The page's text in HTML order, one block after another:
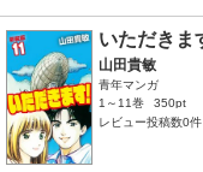
いただきま
山田貴敏
青年マンガ
1～11巻
350pt
レビュー投稿数0件